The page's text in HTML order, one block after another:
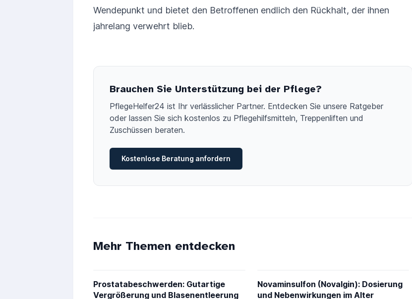
Wendepunkt und bietet den Betroffenen endlich den Rückhalt, der ihnen
jahrelang verwehrt blieb.
Brauchen Sie Unterstützung bei der Pflege?
PflegeHelfer24 ist Ihr verlässlicher Partner. Entdecken Sie unsere Ratgeber
oder lassen Sie sich kostenlos zu Pflegehilfsmitteln, Treppenliften und
Zuschüssen beraten.
Kostenlose Beratung anfordern
Mehr Themen entdecken
Prostatabeschwerden: Gutartige
Vergrößerung und Blasenentleerung
Novaminsulfon (Novalgin): Dosierung
und Nebenwirkungen im Alter